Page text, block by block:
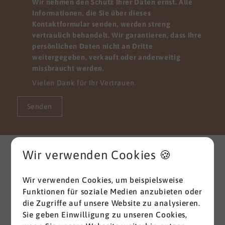
Wir nehmen den Schutz Ihrer Daten ernst. Alle
Informationen, die Sie über dieses
Kontaktformular senden, werden streng
vertraulich behandelt. Wir garantieren, dass Ihre
persönlichen Daten nicht an Dritte
weitergegeben, verkauft oder anderweitig
missbraucht werden.
Vielen Dank für Ihr Vertrauen.
Senden
Weitere interessante News
aus der Branche
Alle ansehen
Wir verwenden Cookies 🍪
Wir verwenden Cookies, um beispielsweise
Funktionen für soziale Medien anzubieten oder
die Zugriffe auf unsere Website zu analysieren.
Sie geben Einwilligung zu unseren Cookies,